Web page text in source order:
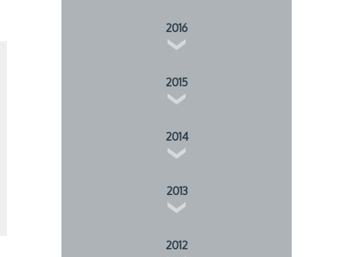
2016
2015
2014
2013
2012